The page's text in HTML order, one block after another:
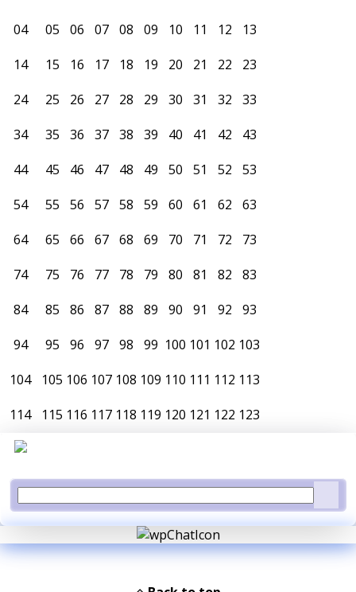
04 05 06 07 08 09 10 11 12
13
14
15 16 17 18 19 20 21 22
23
24
25 26 27 28 29 30 31 32
33
34
35 36 37 38 39 40 41 42
43
44
45 46 47 48 49 50 51 52
53
54
55 56 57 58 59 60 61 62
63
64
65 66 67 68 69 70 71 72
73
74
75 76 77 78 79 80 81 82
83
84
85 86 87 88 89 90 91 92
93
94
95 96 97 98 99 100 101 102 103
104
105 106 107 108 109 110 111 112 113
114
115 116 117 118 119 120 121 122 123